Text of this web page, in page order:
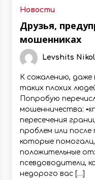
Новости
Друзья,
мошенниках
Levshits
К сожалению, даже
таких плохих
Попробую
мошенничества:
пересечения
проблем или после
которые
положительные
псевдоводители,
недорого вас […]